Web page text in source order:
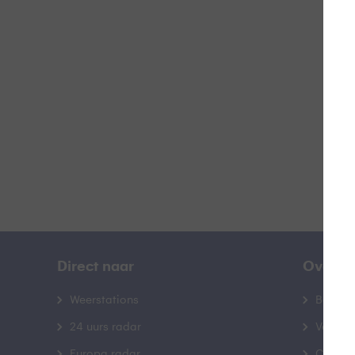
Direct naar
Weerstations
24 uurs radar
Over